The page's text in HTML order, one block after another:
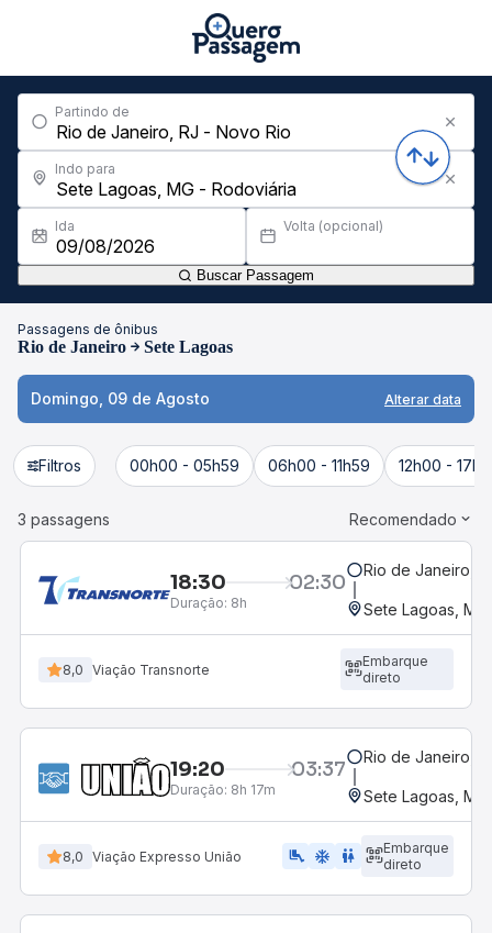
Partindo de
Indo para
Ida Volta (opcional)
Buscar Passagem
Passagens de ônibus
Rio de Janeiro Sete Lagoas
Domingo, 09 de Agosto Alterar data
Filtros 00h00 - 05h59 06h00 - 11h59 12h00 -
3 passagens Recomendado
18:30 02:30
Duração: 8h
Rio de Janeiro,
Sete Lagoas,
8,0 Viação Transnorte
Embarque
direto
19:20 03:37
Duração: 8h 17m
Rio de Janeiro,
Sete Lagoas,
8,0 Viação Expresso União airline_seat_legroom_extra ac_unit wc
Embarque
direto